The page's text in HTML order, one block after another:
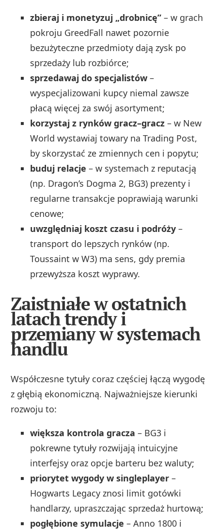
zbieraj i monetyzuj „drobnicę” – w grach
pokroju GreedFall nawet pozornie
bezużyteczne przedmioty dają zysk po
sprzedaży lub rozbiórce;
sprzedawaj do specjalistów –
wyspecjalizowani kupcy niemal zawsze
płacą więcej za swój asortyment;
korzystaj z rynków gracz–gracz – w New
World wystawiaj towary na Trading Post,
by skorzystać ze zmiennych cen i popytu;
buduj relacje – w systemach z reputacją
(np. Dragon’s Dogma 2, BG3) prezenty i
regularne transakcje poprawiają warunki
cenowe;
uwzględniaj koszt czasu i podróży –
transport do lepszych rynków (np.
Toussaint w W3) ma sens, gdy premia
przewyższa koszt wyprawy.
Zaistniałe w ostatnich
latach trendy i
przemiany w systemach
handlu
Współczesne tytuły coraz częściej łączą wygodę
z głębią ekonomiczną. Najważniejsze kierunki
rozwoju to:
większa kontrola gracza – BG3 i
pokrewne tytuły rozwijają intuicyjne
interfejsy oraz opcje barteru bez waluty;
priorytet wygody w singleplayer –
Hogwarts Legacy znosi limit gotówki
handlarzy, upraszczając sprzedaż hurtową;
pogłębione symulacje – Anno 1800 i